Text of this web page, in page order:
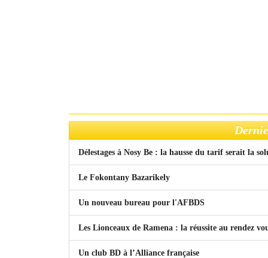
Délestages à Nosy Be : la hausse du tarif serait la
Le Fokontany Bazarikely
Un nouveau bureau pour l'AFBDS
Les Lionceaux de Ramena : la réussite au rendez
Un club BD à l’Alliance française